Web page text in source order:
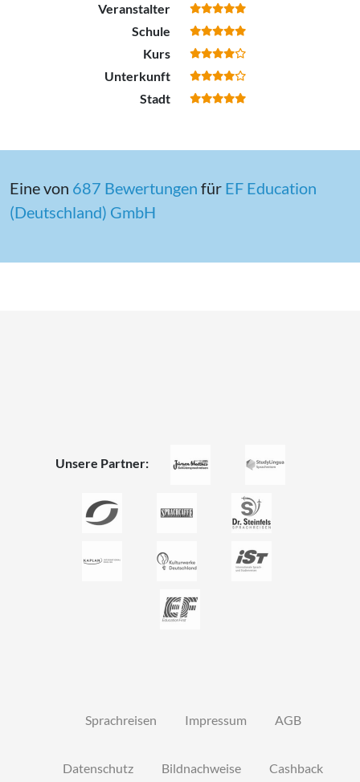
Veranstalter
Schule
Kurs
Unterkunft
Stadt
Eine von 687 Bewertungen für EF Education
(Deutschland) GmbH
Unsere Partner:
Sprachreisen Impressum AGB
Datenschutz Bildnachweise Cashback